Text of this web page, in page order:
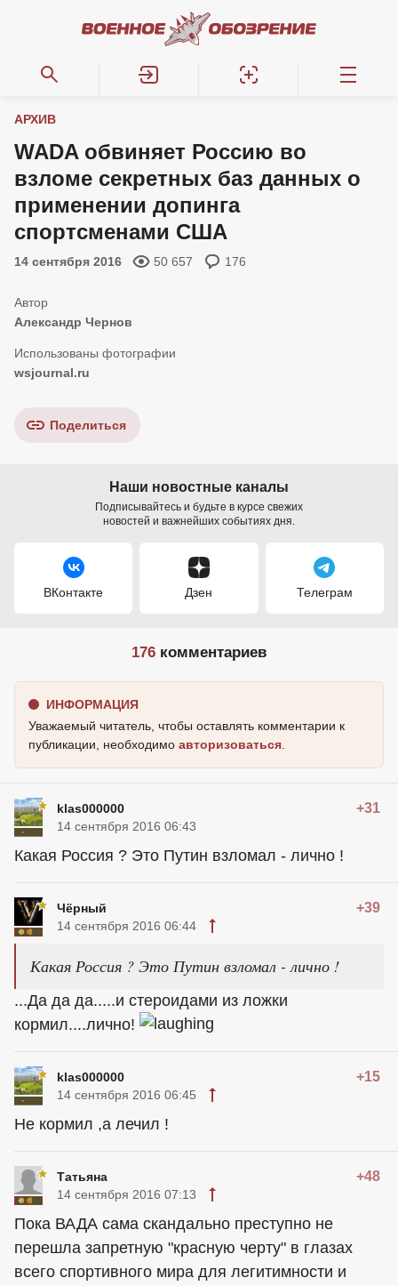
АРХИВ
WADA обвиняет Россию во
взломе секретных баз данных о
применении допинга
спортсменами США
14 сентября 2016 50 657 176
Александр Чернов
wsjournal.ru
Поделиться
Наши новостные каналы
Подписывайтесь и будьте в курсе свежих
новостей и важнейших событиях дня.
ВКонтакте Дзен Телеграм
176 комментариев
ИНФОРМАЦИЯ
Уважаемый читатель, чтобы оставлять комментарии к
публикации, необходимо авторизоваться
klas000000 +31
14 сентября 2016 06:43
Какая Россия ? Это Путин взломал - лично !
Чёрный +39
14 сентября 2016 06:44
Какая Россия ? Это Путин взломал - лично !
...Да да да.....и стероидами из ложки
кормил....лично!
klas000000 +15
14 сентября 2016 06:45
Не кормил ,а лечил !
Татьяна +48
14 сентября 2016 07:13
Пока ВАДА сама скандально преступно не
перешла запретную "красную черту" в глазах
всего спортивного мира для легитимности и